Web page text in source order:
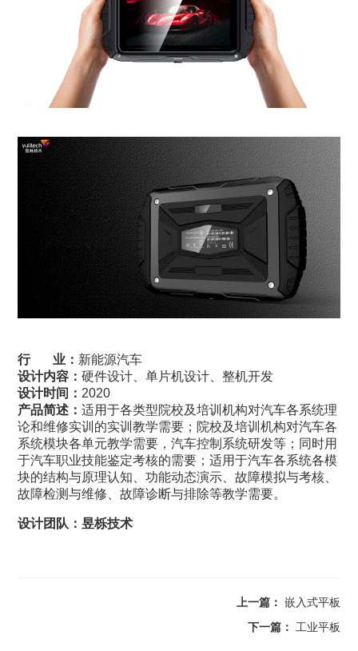
行 业： 新能源汽车
设计内容：硬件设计、单片机设计、整机开发
设计时间： 2020
产品简述：适用于各类型院校及培训机构对汽车各系统理
论和维修实训的实训教学需要； 院校及培训机构对汽车各
系统模块各单元教学需要，汽车控制系统研发等；同时用
于汽车职业技能鉴定考核的需要；适用于汽车各系统各模
块的结构与原理认知、功能动态演示、故障模拟与考核、
故障检测与维修、故障诊断与排除等教学需要。
设计团队：昱栎技术
上一篇： 嵌入式平板
下一篇： 工业平板